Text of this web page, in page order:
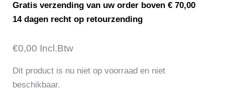
Gratis verzending van uw order boven € 70,00
14 dagen recht op retourzending
€0,00 Incl.Btw
Dit product is nu niet op voorraad en niet
beschikbaar.